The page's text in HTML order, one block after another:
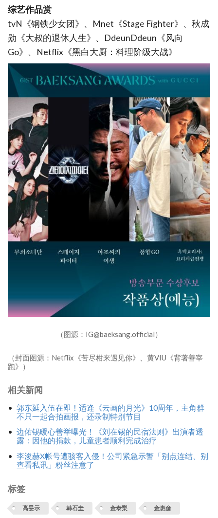
综艺作品赏
tvN《钢铁少女团》、Mnet《Stage Fighter》、秋成
勋《大叔的退休人生》、DdeunDdeun《风向
Go》、Netflix《黑白大厨：料理阶级大战》
（图源：IG@baeksang.official）
（封面图源：Netflix《苦尽柑来遇见你》、黄VIU《背著善宰
跑》）
相关新闻
郭东延入伍在即！适逢《云画的月光》10周年，主角群
不只一起合拍画报，还录制特别节目
边佑锡暖心善举曝光！《刘在锡的民宿法则》出演者透
露：因他的捐款，儿童患者顺利完成治疗
李浚赫X帐号遭骇客入侵！公司紧急示警「别点连结、别
查看私讯」粉丝注意了
标签
高旻示 韩石圭 金泰梨 金惠奫